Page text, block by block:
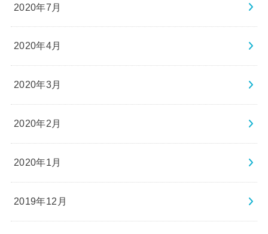
2020年7月
2020年4月
2020年3月
2020年2月
2020年1月
2019年12月